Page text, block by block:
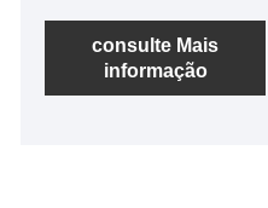
é um tipo de parafuso
perfuração e fixação.
exclusivo que permite ser
consulte Mais
informação